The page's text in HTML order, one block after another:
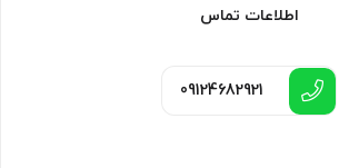
اطلاعات تماس
09124682921